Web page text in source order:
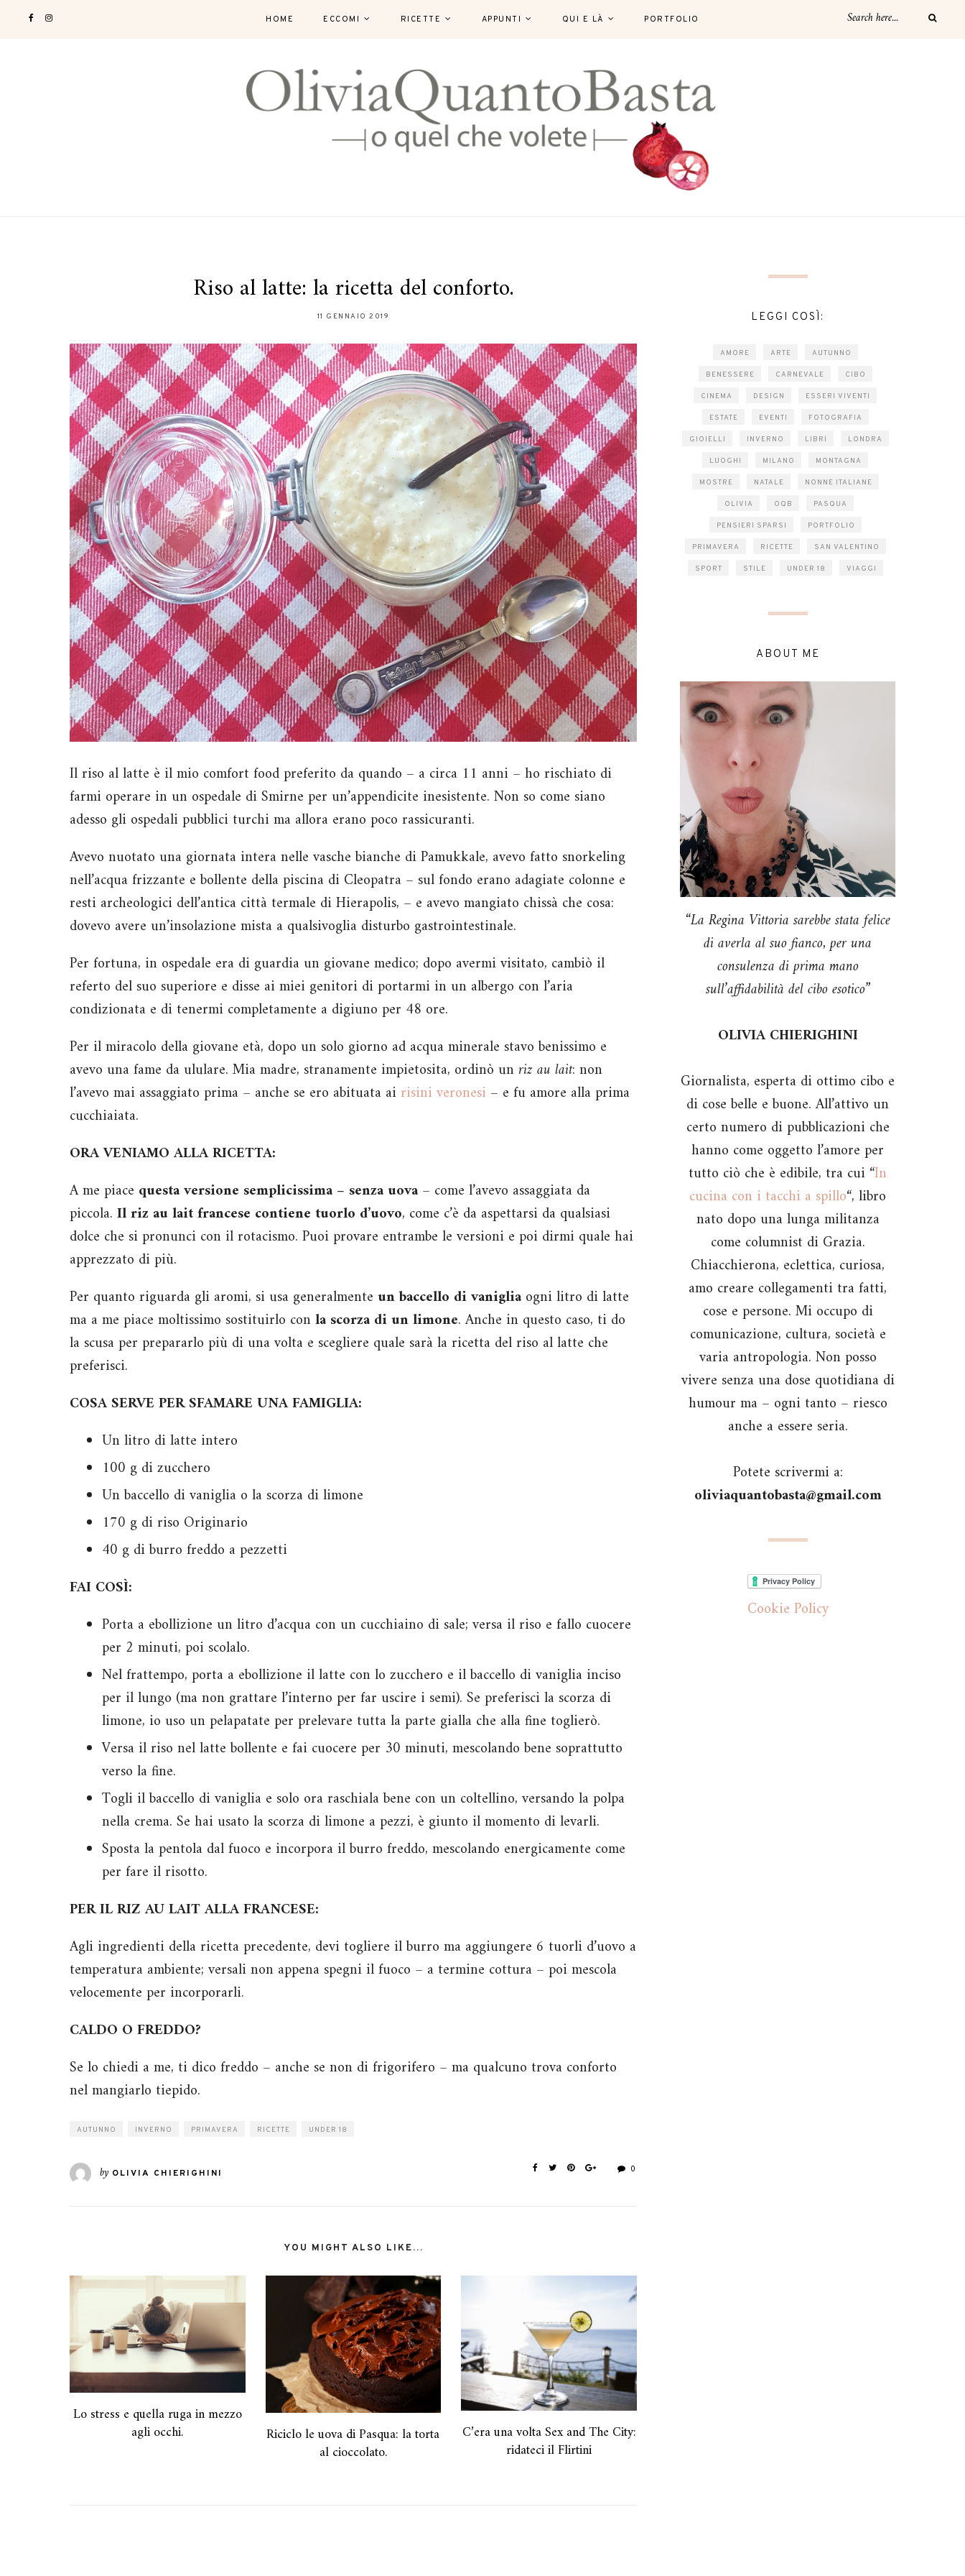
HOME ECCOMI RICETTE APPUNTI QUI E LÀ PORTFOLIO
Riso al latte: la ricetta del conforto.
11 GENNAIO 2019
Il riso al latte è il mio comfort food preferito da quando – a circa 11 anni – ho rischiato di
farmi operare in un ospedale di Smirne per un’appendicite inesistente. Non so come siano
adesso gli ospedali pubblici turchi ma allora erano poco rassicuranti.
Avevo nuotato una giornata intera nelle vasche bianche di Pamukkale, avevo fatto snorkeling
nell’acqua frizzante e bollente della piscina di Cleopatra – sul fondo erano adagiate colonne e
resti archeologici dell’antica città termale di Hierapolis, – e avevo mangiato chissà che cosa:
dovevo avere un’insolazione mista a qualsivoglia disturbo gastrointestinale.
Per fortuna, in ospedale era di guardia un giovane medico; dopo avermi visitato, cambiò il
referto del suo superiore e disse ai miei genitori di portarmi in un albergo con l’aria
condizionata e di tenermi completamente a digiuno per 48 ore.
Per il miracolo della giovane età, dopo un solo giorno ad acqua minerale stavo benissimo e
avevo una fame da ululare. Mia madre, stranamente impietosita, ordinò unriz au lait: non
l’avevo mai assaggiato prima – anche se ero abituata airisini veronesi – e fu amore alla prima
cucchiaiata.
ORA VENIAMO ALLA RICETTA:
A me piace questa versione semplicissima – senza uova – come l’avevo assaggiata da
piccola. Il riz au lait francese contiene tuorlo d’uovo, come c’è da aspettarsi da qualsiasi
dolce che si pronunci con il rotacismo. Puoi provare entrambe le versioni e poi dirmi quale hai
apprezzato di più.
Per quanto riguarda gli aromi, si usa generalmente un baccello di vaniglia ogni litro di latte
ma a me piace moltissimo sostituirlo conla scorza di un limone. Anche in questo caso, ti do
la scusa per prepararlo più di una volta e scegliere quale sarà la ricetta del riso al latte che
preferisci.
COSA SERVE PER SFAMARE UNA FAMIGLIA:
Un litro di latte intero
100 g di zucchero
Un baccello di vaniglia o la scorza di limone
170 g di riso Originario
40 g di burro freddo a pezzetti
FAI COSÌ:
Porta a ebollizione un litro d’acqua con un cucchiaino di sale; versa il riso e fallo cuocere
per 2 minuti, poi scolalo.
Nel frattempo, porta a ebollizione il latte con lo zucchero e il baccello di vaniglia inciso
per il lungo (ma non grattare l’interno per far uscire i semi). Se preferisci la scorza di
limone, io uso un pelapatate per prelevare tutta la parte gialla che alla fine toglierò.
Versa il riso nel latte bollente e fai cuocere per 30 minuti, mescolando bene soprattutto
verso la fine.
Togli il baccello di vaniglia e solo ora raschiala bene con un coltellino, versando la polpa
nella crema. Se hai usato la scorza di limone a pezzi, è giunto il momento di levarli.
Sposta la pentola dal fuoco e incorpora il burro freddo, mescolando energicamente come
per fare il risotto.
PER IL RIZ AU LAIT ALLA FRANCESE:
Agli ingredienti della ricetta precedente, devi togliere il burro ma aggiungere 6 tuorli d’uovo a
temperatura ambiente; versali non appena spegni il fuoco – a termine cottura – poi mescola
velocemente per incorporarli.
CALDO O FREDDO?
Se lo chiedi a me, ti dico freddo – anche se non di frigorifero – ma qualcuno trova conforto
nel mangiarlo tiepido.
AUTUNNO INVERNO PRIMAVERA RICETTE UNDER 18
by OLIVIA CHIERIGHINI 0
YOU MIGHT ALSO LIKE...
Lo stress e quella ruga in mezzo
agli occhi.
Riciclo le uova di Pasqua: la torta
al cioccolato.
C’era una volta Sex and The City:
ridateci il Flirtini
LEGGI COSÌ:
AMORE ARTE AUTUNNO
BENESSERE CARNEVALE CIBO
CINEMA DESIGN ESSERI VIVENTI
ESTATE EVENTI FOTOGRAFIA
GIOIELLI INVERNO LIBRI LONDRA
LUOGHI MILANO MONTAGNA
MOSTRE NATALE NONNE ITALIANE
OLIVIA OQB PASQUA
PENSIERI SPARSI PORTFOLIO
PRIMAVERA RICETTE SAN VALENTINO
SPORT STILE UNDER 18 VIAGGI
ABOUT ME
“La Regina Vittoria sarebbe stata felice
di averla al suo fianco, per una
consulenza di prima mano
sull’affidabilità del cibo esotico”
OLIVIA CHIERIGHINI
Giornalista, esperta di ottimo cibo e
di cose belle e buone. All’attivo un
certo numero di pubblicazioni che
hanno come oggetto l’amore per
tutto ciò che è edibile, tra cui “In
cucina con i tacchi a spillo“, libro
nato dopo una lunga militanza
come columnist di Grazia.
Chiacchierona, eclettica, curiosa,
amo creare collegamenti tra fatti,
cose e persone. Mi occupo di
comunicazione, cultura, società e
varia antropologia. Non posso
vivere senza una dose quotidiana di
humour ma – ogni tanto – riesco
anche a essere seria.
Potete scrivermi a:
oliviaquantobasta@gmail.com
Cookie Policy